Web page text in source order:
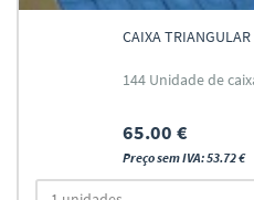
CAIXA
144 Unidade de
65.00 €
Preço sem IVA: 53.72 €